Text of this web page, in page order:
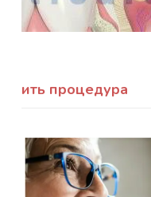
ить процедура